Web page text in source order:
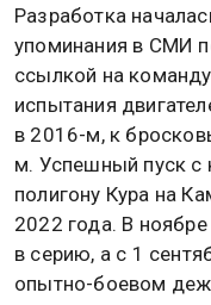
Разработка
упоминания в СМИ
ссылкой на
испытания
в 2016-м, к
м. Успешный пуск с
полигону Кура на
2022 года. В ноябре
в серию, а с 1
опытно-боевом